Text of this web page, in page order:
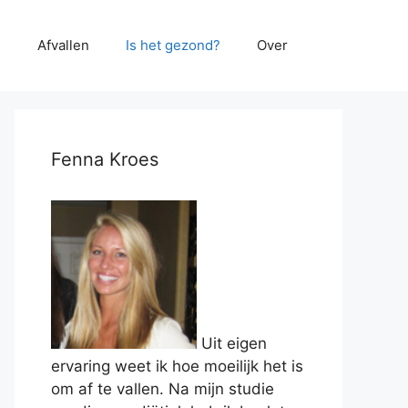
Afvallen Is het gezond? Over
Fenna Kroes
Uit eigen
ervaring weet ik hoe moeilijk het is
om af te vallen. Na mijn studie